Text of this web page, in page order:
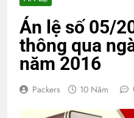
Án lệ số 05/
thông qua
năm 2016
Packers 10 Năm